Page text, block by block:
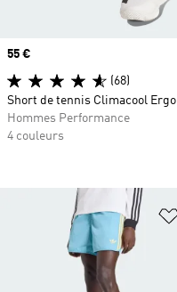
Prix
55 €
(68)
Short de tennis Climacool Ergo
Hommes Performance
4 couleurs